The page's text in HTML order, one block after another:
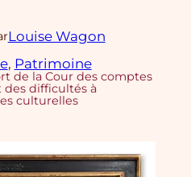
Louise Wagon
, Patrimoine
de la Cour des comptes
des difficultés à
culturelles